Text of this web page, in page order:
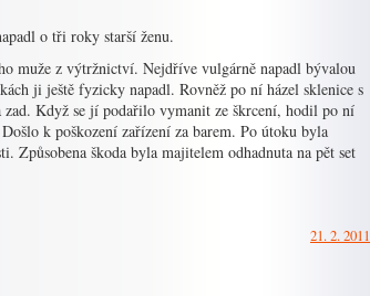
o tři roky starší ženu.
muže z výtržnictví. Nejdříve vulgárně napadl bývalou
ji ještě fyzicky napadl. Rovněž po ní házel sklenice s
Když se jí podařilo vymanit ze škrcení, hodil po ní
k poškození zařízení za barem. Po útoku byla
Způsobena škoda byla majitelem odhadnuta na pět set
21. 2. 2011